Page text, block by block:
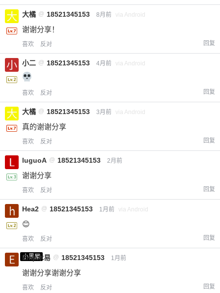
大橘 @ 18521345153 8月前 via Android
谢谢分享！
喜欢 反对 回复
小二 @ 18521345153 4月前 via Android
喜欢 反对 回复
大橘 @ 18521345153 3月前 via Android
真的谢谢分享
喜欢 反对 回复
luguoA @ 18521345153 2月前
谢谢分享
喜欢 反对 回复
Hea2 @ 18521345153 1月前 via Android
😊
喜欢 反对 回复
小黑屋
Emp木易 @ 18521345153 1月前
谢谢分享谢谢分享
喜欢 反对 回复